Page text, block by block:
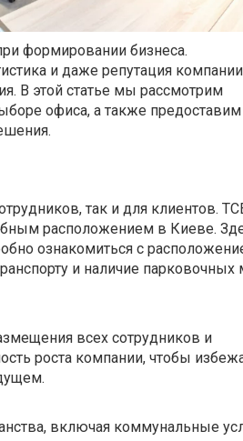
формировании бизнеса.
и даже репутация компании
В этой статье мы рассмотрим
офиса, а также предоставим
так и для клиентов.
расположением в Киеве.
ознакомиться с
и наличие парковочных
всех сотрудников и
роста компании, чтобы
включая коммунальные